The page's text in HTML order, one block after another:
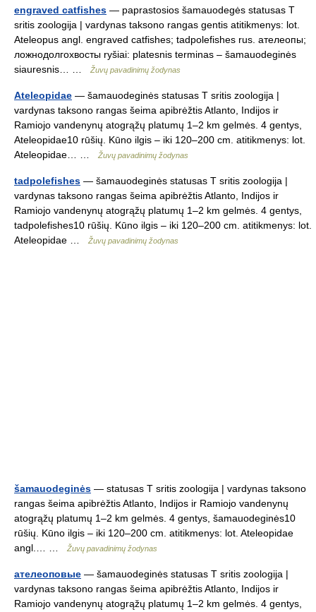
engraved catfishes — paprastosios šamauodegės statusas T
sritis zoologija | vardynas taksono rangas gentis atitikmenys: lot.
Ateleopus angl. engraved catfishes; tadpolefishes rus. ателеопы;
ложнодолгохвосты ryšiai: platesnis terminas – šamauodeginės
siauresnis… …
Žuvų pavadinimų žodynas
Ateleopidae — šamauodeginės statusas T sritis zoologija |
vardynas taksono rangas šeima apibrėžtis Atlanto, Indijos ir
Ramiojo vandenynų atogrąžų platumų 1–2 km gelmės. 4 gentys,
Ateleopidae10 rūšių. Kūno ilgis – iki 120–200 cm. atitikmenys: lot.
Ateleopidae… …
Žuvų pavadinimų žodynas
tadpolefishes — šamauodeginės statusas T sritis zoologija |
vardynas taksono rangas šeima apibrėžtis Atlanto, Indijos ir
Ramiojo vandenynų atogrąžų platumų 1–2 km gelmės. 4 gentys,
tadpolefishes10 rūšių. Kūno ilgis – iki 120–200 cm. atitikmenys: lot.
Ateleopidae …
Žuvų pavadinimų žodynas
šamauodeginės — statusas T sritis zoologija | vardynas taksono
rangas šeima apibrėžtis Atlanto, Indijos ir Ramiojo vandenynų
atogrąžų platumų 1–2 km gelmės. 4 gentys, šamauodeginės10
rūšių. Kūno ilgis – iki 120–200 cm. atitikmenys: lot. Ateleopidae
angl.… …
Žuvų pavadinimų žodynas
ателеоповые — šamauodeginės statusas T sritis zoologija |
vardynas taksono rangas šeima apibrėžtis Atlanto, Indijos ir
Ramiojo vandenynų atogrąžų platumų 1–2 km gelmės. 4 gentys,